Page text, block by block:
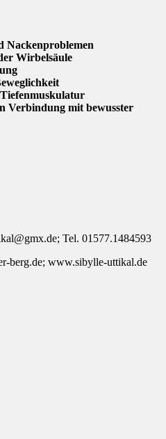
Nackenproblemen
Wirbelsäule
Verbindung mit bewusster
Tel. 01577.1484593
berg.de; www.sibylle-uttikal.de